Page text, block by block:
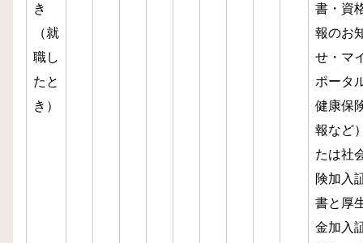
き
（就
職し
たと
き）
書・資
報のお
せ・マ
ポータ
健康保
報など
たは社
険加入
書と厚
金加入